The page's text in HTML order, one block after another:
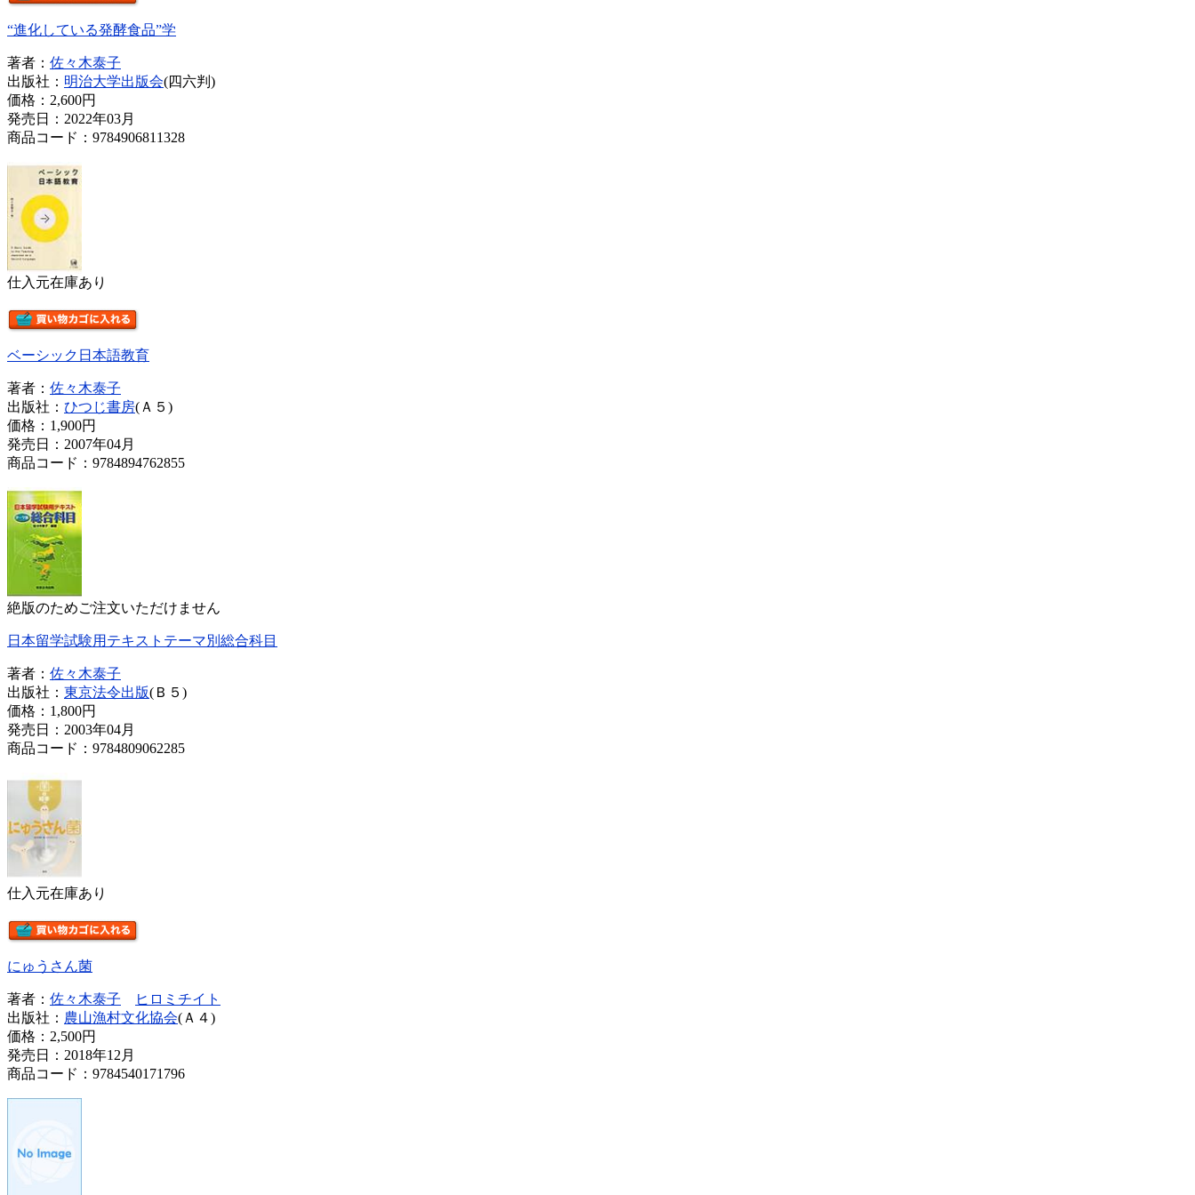
“進化している発酵食品”学
著者： 佐々木泰子
出版社： 明治大学出版会(四六判)
価格： 2,600円
発売日：2022年03月
商品コード：9784906811328
仕入元在庫あり
ベーシック日本語教育
著者： 佐々木泰子
出版社： ひつじ書房(Ａ５)
価格： 1,900円
発売日：2007年04月
商品コード：9784894762855
絶版のためご注文いただけません
日本留学試験用テキストテーマ別総合科目
著者： 佐々木泰子
出版社： 東京法令出版(Ｂ５)
価格： 1,800円
発売日：2003年04月
商品コード：9784809062285
仕入元在庫あり
にゅうさん菌
著者： 佐々木泰子
ヒロミチイト
出版社： 農山漁村文化協会(Ａ４)
価格： 2,500円
発売日：2018年12月
商品コード：9784540171796